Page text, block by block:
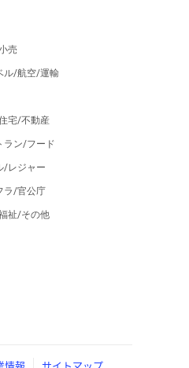
売
ル/航空/運輸
宅/不動産
ラン/フード
/レジャー
ラ/官公庁
祉/その他